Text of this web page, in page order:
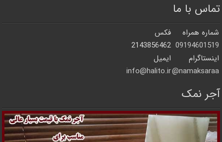
تماس با ما
شماره همراه
فکس
09194601519
2143856462
اینستاگرام
ایمیل
namaksaraa@
info@halito.ir
آجر نمک